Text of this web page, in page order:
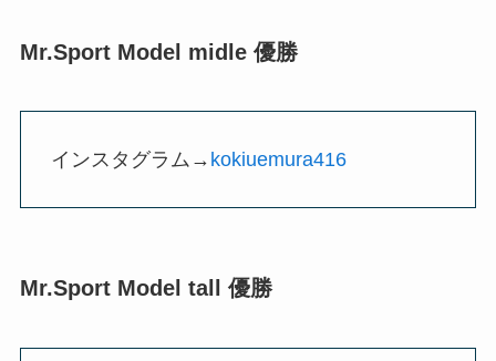
Mr.Sport Model midle 優勝
インスタグラム→ kokiuemura416
Mr.Sport Model tall 優勝